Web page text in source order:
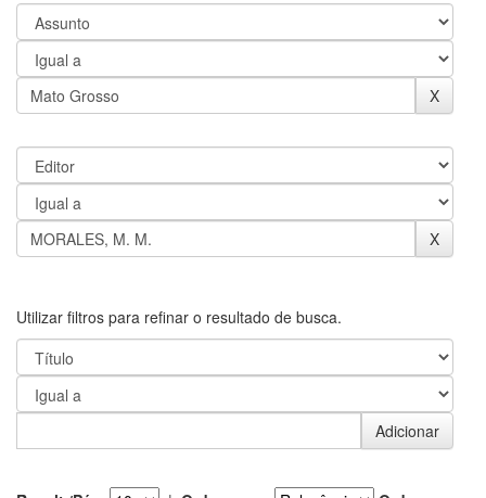
Utilizar filtros para refinar o resultado de busca.